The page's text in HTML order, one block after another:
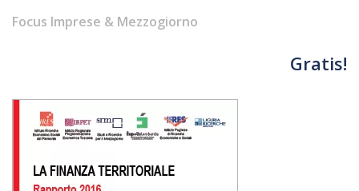
Focus Imprese & Mezzogiorno
Gratis!